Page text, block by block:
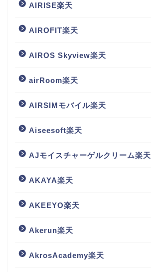
AIRISE楽天
AIROFIT楽天
AIROS Skyview楽天
airRoom楽天
AIRSIMモバイル楽天
Aiseesoft楽天
AJモイスチャーゲルクリーム楽天
AKAYA楽天
AKEEYO楽天
Akerun楽天
AkrosAcademy楽天